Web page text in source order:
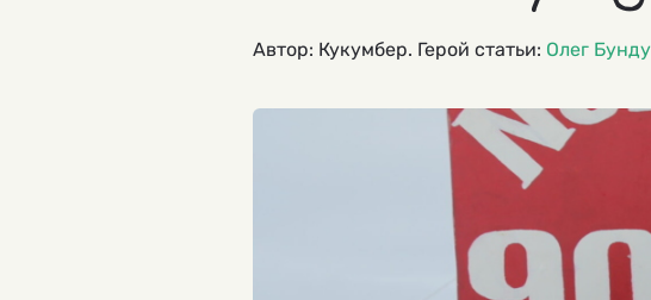
Автор: Кукумбер. Герой статьи: Олег